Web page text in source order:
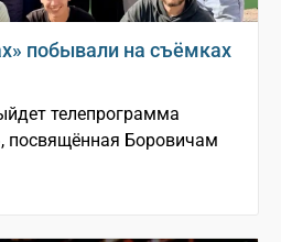
побывали на съёмках
телепрограмма
посвящённая Боровичам